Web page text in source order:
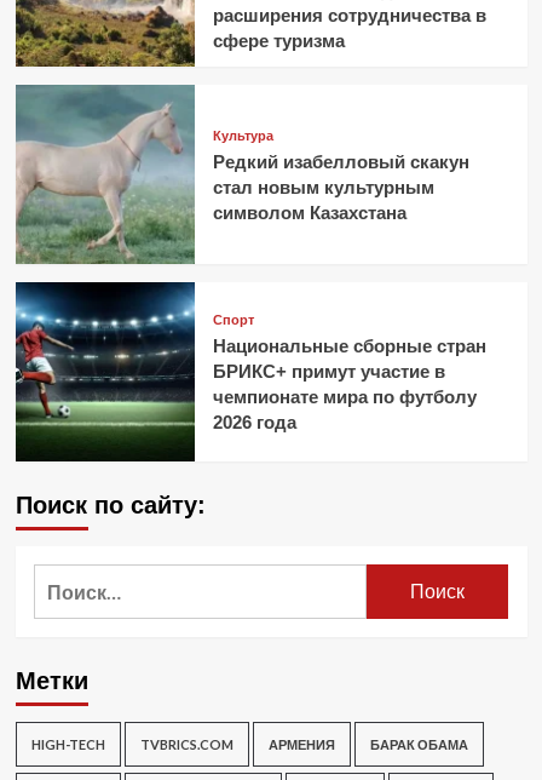
расширения сотрудничества в
сфере туризма
Культура
Редкий изабелловый скакун
стал новым культурным
символом Казахстана
Спорт
Национальные сборные стран
БРИКС+ примут участие в
чемпионате мира по футболу
2026 года
Поиск по сайту:
Метки
HIGH-TECH TVBRICS.COM АРМЕНИЯ БАРАК ОБАМА